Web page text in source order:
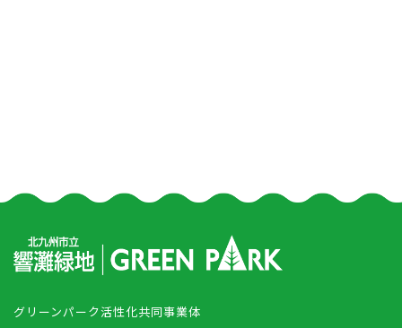
グリーンパーク活性化共同事業体